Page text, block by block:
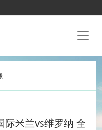
际米兰vs维罗纳 全